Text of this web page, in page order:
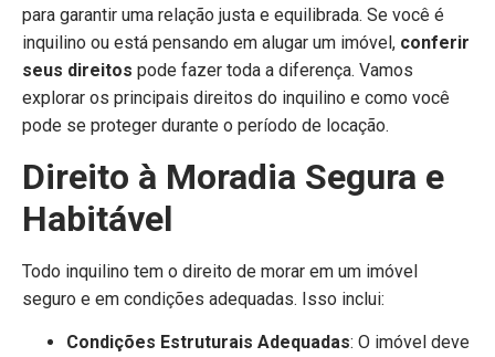
para garantir uma relação justa e equilibrada. Se você é
inquilino ou está pensando em alugar um imóvel, conferir
seus direitos pode fazer toda a diferença. Vamos
explorar os principais direitos do inquilino e como você
pode se proteger durante o período de locação.
Direito à Moradia Segura e
Habitável
Todo inquilino tem o direito de morar em um imóvel
seguro e em condições adequadas. Isso inclui:
Condições Estruturais Adequadas: O imóvel deve